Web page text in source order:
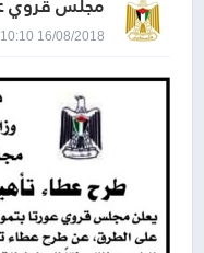
16/08/2018 10:10 صباحاً